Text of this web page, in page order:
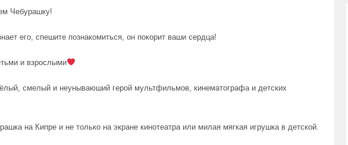
Чебурашку!
его, спешите познакомиться, он покорит ваши сердца!
и взрослыми
смелый и неунываюший герой мультфильмов, кинематографа и детских
на Кипре и не только на экране кинотеатра или милая мягкая игрушка в детской.